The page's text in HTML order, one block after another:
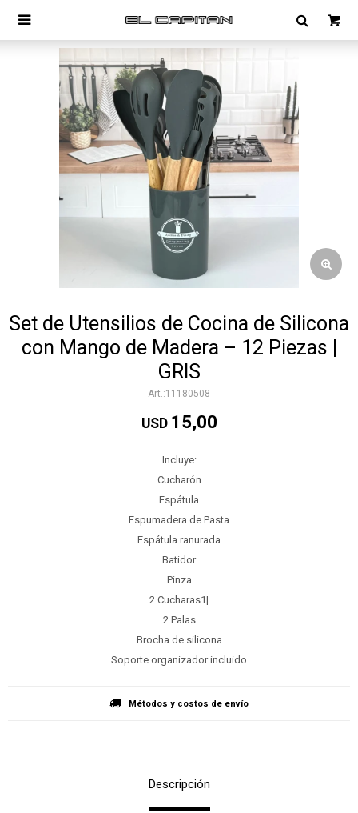

Set de Utensilios de Cocina de Silicona
con Mango de Madera – 12 Piezas |
GRIS
11180508
USD 15,00
Incluye:
Cucharón
Espátula
Espumadera de Pasta
Espátula ranurada
Batidor
Pinza
2 Cucharas1|
2 Palas
Brocha de silicona
Soporte organizador incluido
Métodos y costos de envío
Descripción